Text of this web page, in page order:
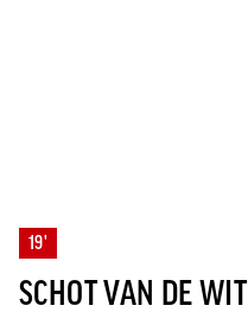
19'
SCHOT VAN DE WIT